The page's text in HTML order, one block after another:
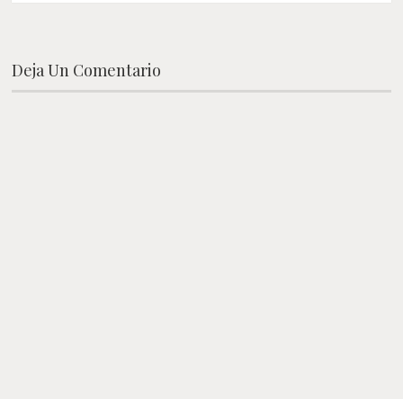
Deja Un Comentario